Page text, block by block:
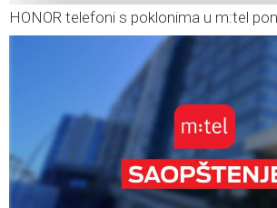
HONOR telefoni s poklonima u m:tel